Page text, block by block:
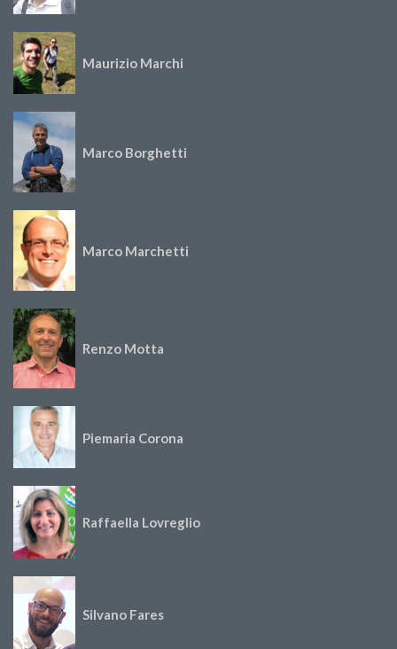
Maurizio Marchi
Marco Borghetti
Marco Marchetti
Renzo Motta
Piemaria Corona
Raffaella Lovreglio
Silvano Fares